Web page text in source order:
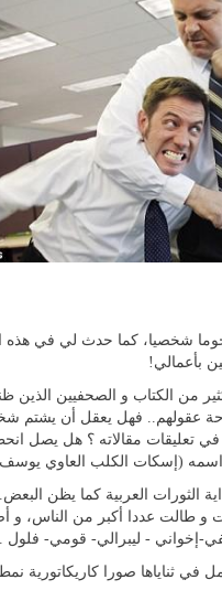
شخصيا، كما حدث لي في هذه
بأعمالي!
من الكتاب و الصحفيين الذين
عقولهم.. فهل يعقل أن يشتم
تعليقات مقالاته ؟ هل يصل
اسمه (إسكات الكلب العاوي
الثورات العربية كما يظن
و طالت عددا أكبر من الناس، و
إخواني - ليبرالي- قومي- فلول
ثناياها صورا كاريكاتورية